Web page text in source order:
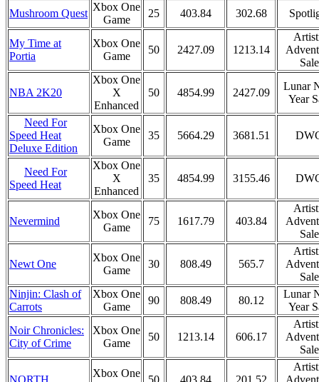
Mushroom Quest
Xbox One
Game
25 403.84 302.68
My Time at
Portia
Xbox One
Game
50 2427.09 1213.14
Sale
NBA 2K20
Xbox One
X
Enhanced
50 4854.99 2427.09
Lunar
Year
Need For
Speed Heat
Deluxe Edition
Xbox One
Game
35 5664.29 3681.51
Need For
Speed Heat
Xbox One
X
Enhanced
35 4854.99 3155.46
Nevermind
Xbox One
Game
75 1617.79 403.84
Sale
Newt One
Xbox One
Game
30 808.49 565.7
Sale
Ninjin: Clash of
Carrots
Xbox One
Game
90 808.49 80.12
Lunar
Year
Noir Chronicles:
City of Crime
Xbox One
Game
50 1213.14 606.17
Sale
Xbox One